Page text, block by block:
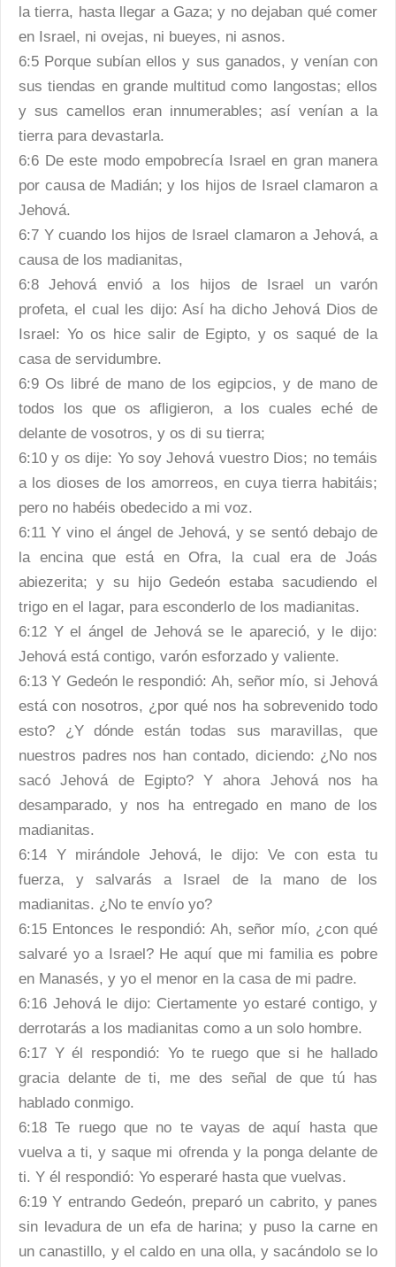
la tierra, hasta llegar a Gaza; y no dejaban qué comer
en Israel, ni ovejas, ni bueyes, ni asnos.
6:5 Porque subían ellos y sus ganados, y venían con
sus tiendas en grande multitud como langostas; ellos
y sus camellos eran innumerables; así venían a la
tierra para devastarla.
6:6 De este modo empobrecía Israel en gran manera
por causa de Madián; y los hijos de Israel clamaron a
Jehová.
6:7 Y cuando los hijos de Israel clamaron a Jehová, a
causa de los madianitas,
6:8 Jehová envió a los hijos de Israel un varón
profeta, el cual les dijo: Así ha dicho Jehová Dios de
Israel: Yo os hice salir de Egipto, y os saqué de la
casa de servidumbre.
6:9 Os libré de mano de los egipcios, y de mano de
todos los que os afligieron, a los cuales eché de
delante de vosotros, y os di su tierra;
6:10 y os dije: Yo soy Jehová vuestro Dios; no temáis
a los dioses de los amorreos, en cuya tierra habitáis;
pero no habéis obedecido a mi voz.
6:11 Y vino el ángel de Jehová, y se sentó debajo de
la encina que está en Ofra, la cual era de Joás
abiezerita; y su hijo Gedeón estaba sacudiendo el
trigo en el lagar, para esconderlo de los madianitas.
6:12 Y el ángel de Jehová se le apareció, y le dijo:
Jehová está contigo, varón esforzado y valiente.
6:13 Y Gedeón le respondió: Ah, señor mío, si Jehová
está con nosotros, ¿por qué nos ha sobrevenido todo
esto? ¿Y dónde están todas sus maravillas, que
nuestros padres nos han contado, diciendo: ¿No nos
sacó Jehová de Egipto? Y ahora Jehová nos ha
desamparado, y nos ha entregado en mano de los
madianitas.
6:14 Y mirándole Jehová, le dijo: Ve con esta tu
fuerza, y salvarás a Israel de la mano de los
madianitas. ¿No te envío yo?
6:15 Entonces le respondió: Ah, señor mío, ¿con qué
salvaré yo a Israel? He aquí que mi familia es pobre
en Manasés, y yo el menor en la casa de mi padre.
6:16 Jehová le dijo: Ciertamente yo estaré contigo, y
derrotarás a los madianitas como a un solo hombre.
6:17 Y él respondió: Yo te ruego que si he hallado
gracia delante de ti, me des señal de que tú has
hablado conmigo.
6:18 Te ruego que no te vayas de aquí hasta que
vuelva a ti, y saque mi ofrenda y la ponga delante de
ti. Y él respondió: Yo esperaré hasta que vuelvas.
6:19 Y entrando Gedeón, preparó un cabrito, y panes
sin levadura de un efa de harina; y puso la carne en
un canastillo, y el caldo en una olla, y sacándolo se lo